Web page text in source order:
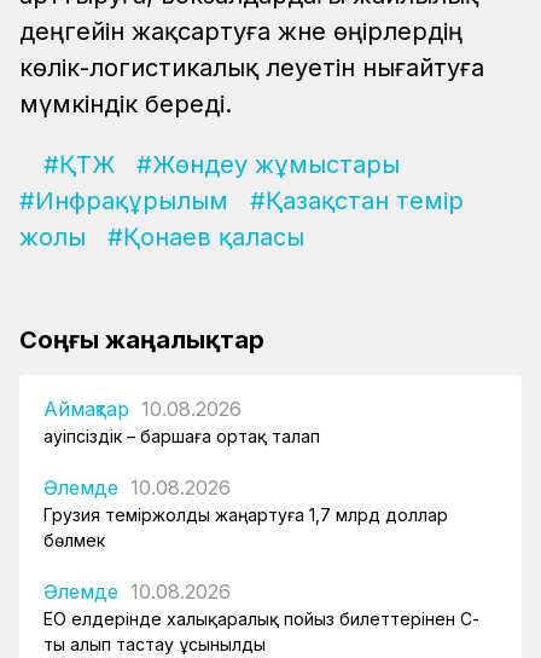
деңгейін жақсартуға және өңірлердің
көлік-логистикалық әлеуетін нығайтуға
мүмкіндік береді.
#ҚТЖ
#Жөндеу жұмыстары
#Инфрақұрылым
#Қазақстан темір
жолы
#Қонаев қаласы
Соңғы жаңалықтар
Аймақтар 10.08.2026
Қауіпсіздік – баршаға ортақ талап
Әлемде 10.08.2026
Грузия теміржолды жаңартуға 1,7 млрд доллар
бөлмек
Әлемде 10.08.2026
ЕО елдерінде халықаралық пойыз билеттерінен ҚҚС-
ты алып тастау ұсынылды